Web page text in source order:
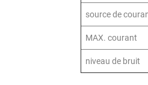
source de
MAX. courant
niveau de bruit